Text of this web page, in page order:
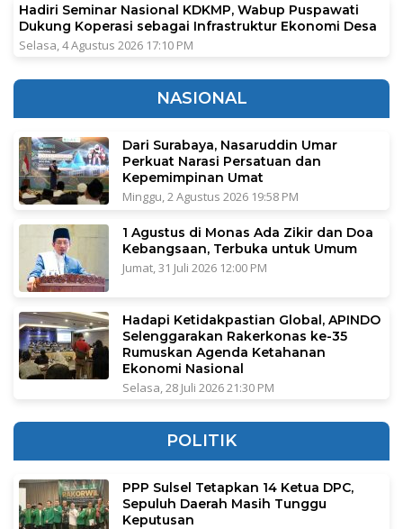
Hadiri Seminar Nasional KDKMP, Wabup Puspawati
Dukung Koperasi sebagai Infrastruktur Ekonomi Desa
Selasa, 4 Agustus 2026 17:10 PM
NASIONAL
Dari Surabaya, Nasaruddin Umar
Perkuat Narasi Persatuan dan
Kepemimpinan Umat
Minggu, 2 Agustus 2026 19:58 PM
1 Agustus di Monas Ada Zikir dan Doa
Kebangsaan, Terbuka untuk Umum
Jumat, 31 Juli 2026 12:00 PM
Hadapi Ketidakpastian Global, APINDO
Selenggarakan Rakerkonas ke-35
Rumuskan Agenda Ketahanan
Ekonomi Nasional
Selasa, 28 Juli 2026 21:30 PM
POLITIK
PPP Sulsel Tetapkan 14 Ketua DPC,
Sepuluh Daerah Masih Tunggu
Keputusan